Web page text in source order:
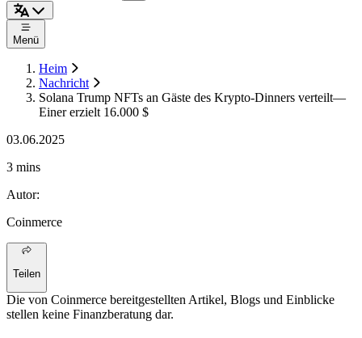
Menü
Heim
Nachricht
Solana Trump NFTs an Gäste des Krypto-Dinners verteilt—
Einer erzielt 16.000 $
03.06.2025
3 mins
Autor:
Coinmerce
Teilen
Die von Coinmerce bereitgestellten Artikel, Blogs und Einblicke
stellen keine Finanzberatung dar.